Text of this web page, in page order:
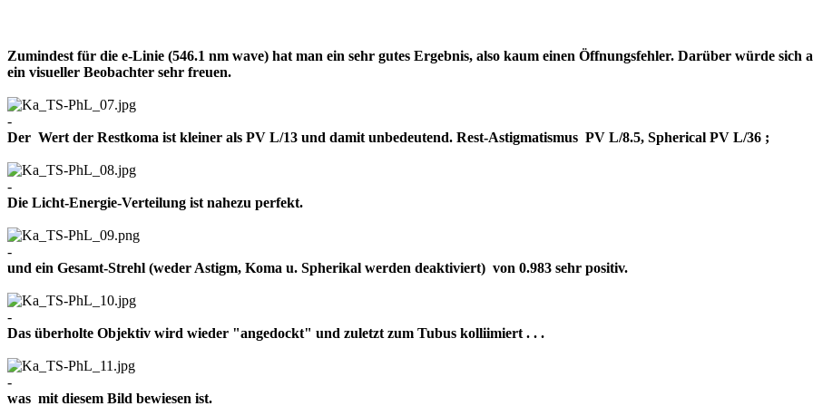
Zumindest für die e-Linie (546.1 nm wave) hat man ein sehr gutes Ergebnis, also kaum einen Öffnungsfehler. Darüber würde sich
ein visueller Beobachter sehr freuen.
-
Der Wert der Restkoma ist kleiner als PV L/13 und damit unbedeutend. Rest-Astigmatismus PV L/8.5, Spherical PV L/36 ;
-
Die Licht-Energie-Verteilung ist nahezu perfekt.
-
und ein Gesamt-Strehl (weder Astigm, Koma u. Spherikal werden deaktiviert) von 0.983 sehr positiv.
-
Das überholte Objektiv wird wieder "angedockt" und zuletzt zum Tubus kolliimiert . . .
-
was mit diesem Bild bewiesen ist.